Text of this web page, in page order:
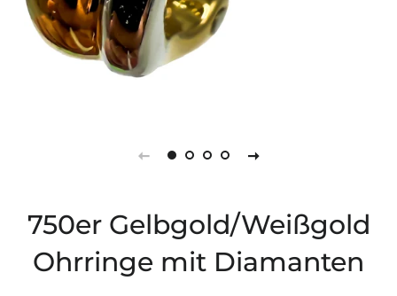
750er Gelbgold/Weißgold
Ohrringe mit Diamanten